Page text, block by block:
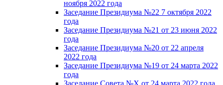
ноября 2022 года
Заседание Президиума №22 7 октября 2022
года
Заседание Президиума №21 от 23 июня 2022
года
Заседание Президиума №20 от 22 апреля
2022 года
Заседание Президиума №19 от 24 марта 2022
года
Заседание Совета №X от 24 марта 2022 года